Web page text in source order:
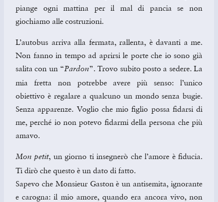
piange ogni mattina per il mal di pancia se non
giochiamo alle costruzioni.
L’autobus arriva alla fermata, rallenta, è davanti a me.
Non fanno in tempo ad aprirsi le porte che io sono già
salita con un “Pardon”. Trovo subito posto a sedere. La
mia fretta non potrebbe avere più senso: l’unico
obiettivo è regalare a qualcuno un mondo senza bugie.
Senza apparenze. Voglio che mio figlio possa fidarsi di
me, perché io non potevo fidarmi della persona che più
amavo.
Mon petit, un giorno ti insegnerò che l’amore è fiducia.
Ti dirò che questo è un dato di fatto.
Sapevo che Monsieur Gaston è un antisemita, ignorante
e carogna: il mio amore, quando era ancora vivo, non